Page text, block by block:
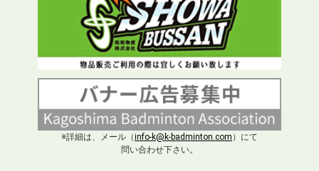
※詳細は、メール（info-k@k-badminton.com ）にて
問い合わせ下さい。